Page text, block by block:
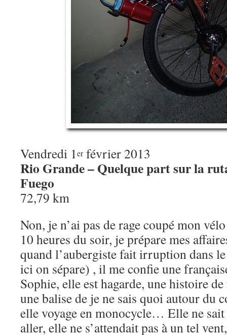
Vendredi 1erfévrier 2013
Rio Grande – Quelque part sur la
Fuego
72,79 km
Non, je n’ai pas de rage coupé mon
10 heures du soir, je prépare mes
quand l’aubergiste fait irruption dans
ici on sépare) , il me confie une
Sophie, elle est hagarde, une histoire
une balise de je ne sais quoi autour du
elle voyage en monocycle… Elle ne sait
aller, elle ne s’attendait pas à un tel